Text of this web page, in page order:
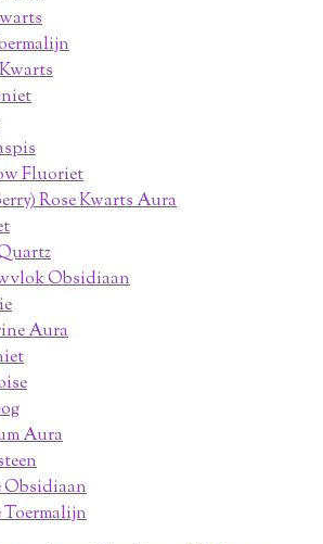
Fluoriet
Rose Kwarts Aura
Obsidiaan
Aura
Aura
Obsidiaan
Toermalijn